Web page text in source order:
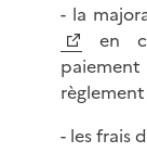
- la
en
- les frais